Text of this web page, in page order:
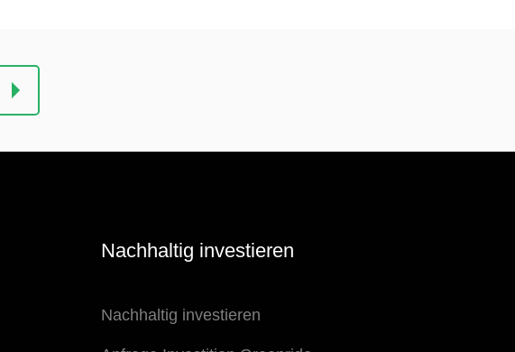
Nachhaltig investieren
Nachhaltig investieren